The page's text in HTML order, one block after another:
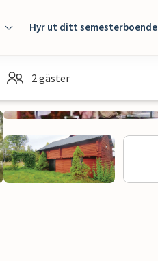
Hyr ut ditt semesterboende
2 gäster